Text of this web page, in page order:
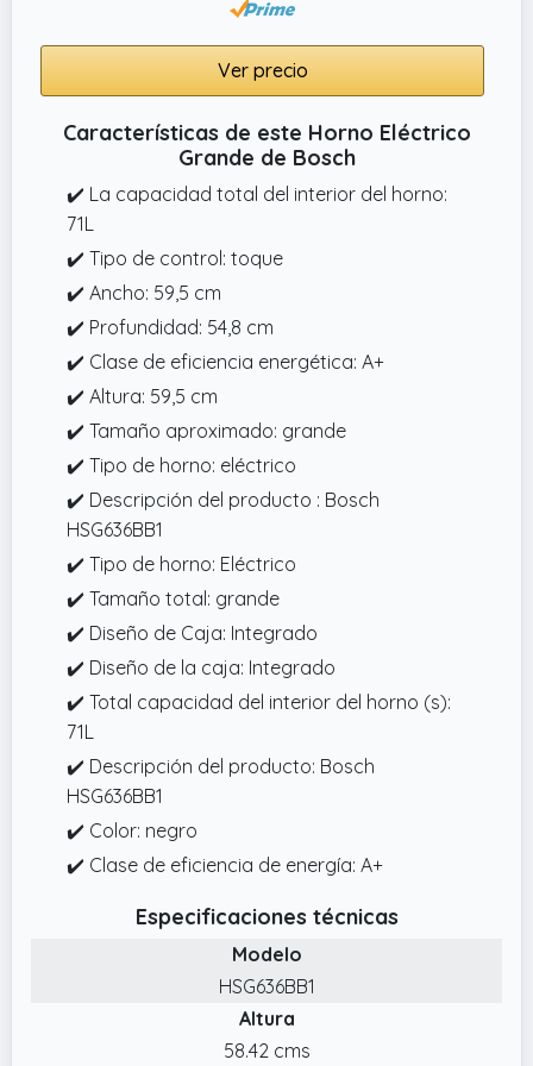
Ver precio
Características de este Horno Eléctrico
Grande de Bosch
✔️ La capacidad total del interior del horno:
71L
✔️ Tipo de control: toque
✔️ Ancho: 59,5 cm
✔️ Profundidad: 54,8 cm
✔️ Clase de eficiencia energética: A+
✔️ Altura: 59,5 cm
✔️ Tamaño aproximado: grande
✔️ Tipo de horno: eléctrico
✔️ Descripción del producto : Bosch
HSG636BB1
✔️ Tipo de horno: Eléctrico
✔️ Tamaño total: grande
✔️ Diseño de Caja: Integrado
✔️ Diseño de la caja: Integrado
✔️ Total capacidad del interior del horno (s):
71L
✔️ Descripción del producto: Bosch
HSG636BB1
✔️ Color: negro
✔️ Clase de eficiencia de energía: A+
Especificaciones técnicas
Modelo
HSG636BB1
Altura
58.42 cms